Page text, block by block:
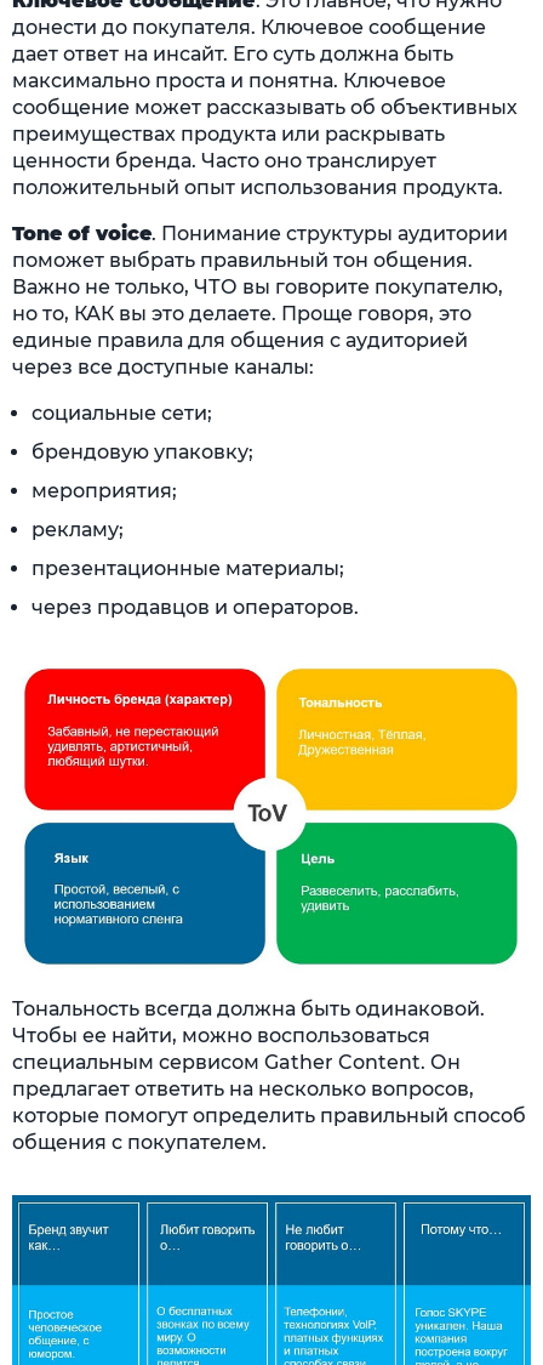
донести до покупателя. Ключевое сообщение
дает ответ на инсайт. Его суть должна быть
максимально проста и понятна. Ключевое
сообщение может рассказывать об объективных
преимуществах продукта или раскрывать
ценности бренда. Часто оно транслирует
положительный опыт использования продукта.
Tone of voice. Понимание структуры аудитории
поможет выбрать правильный тон общения.
Важно не только, ЧТО вы говорите покупателю,
но то, КАК вы это делаете. Проще говоря, это
единые правила для общения с аудиторией
через все доступные каналы:
социальные сети;
брендовую упаковку;
мероприятия;
рекламу;
презентационные материалы;
через продавцов и операторов.
Тональность всегда должна быть одинаковой.
Чтобы ее найти, можно воспользоваться
специальным сервисом Gather Content. Он
предлагает ответить на несколько вопросов,
которые помогут определить правильный способ
общения с покупателем.